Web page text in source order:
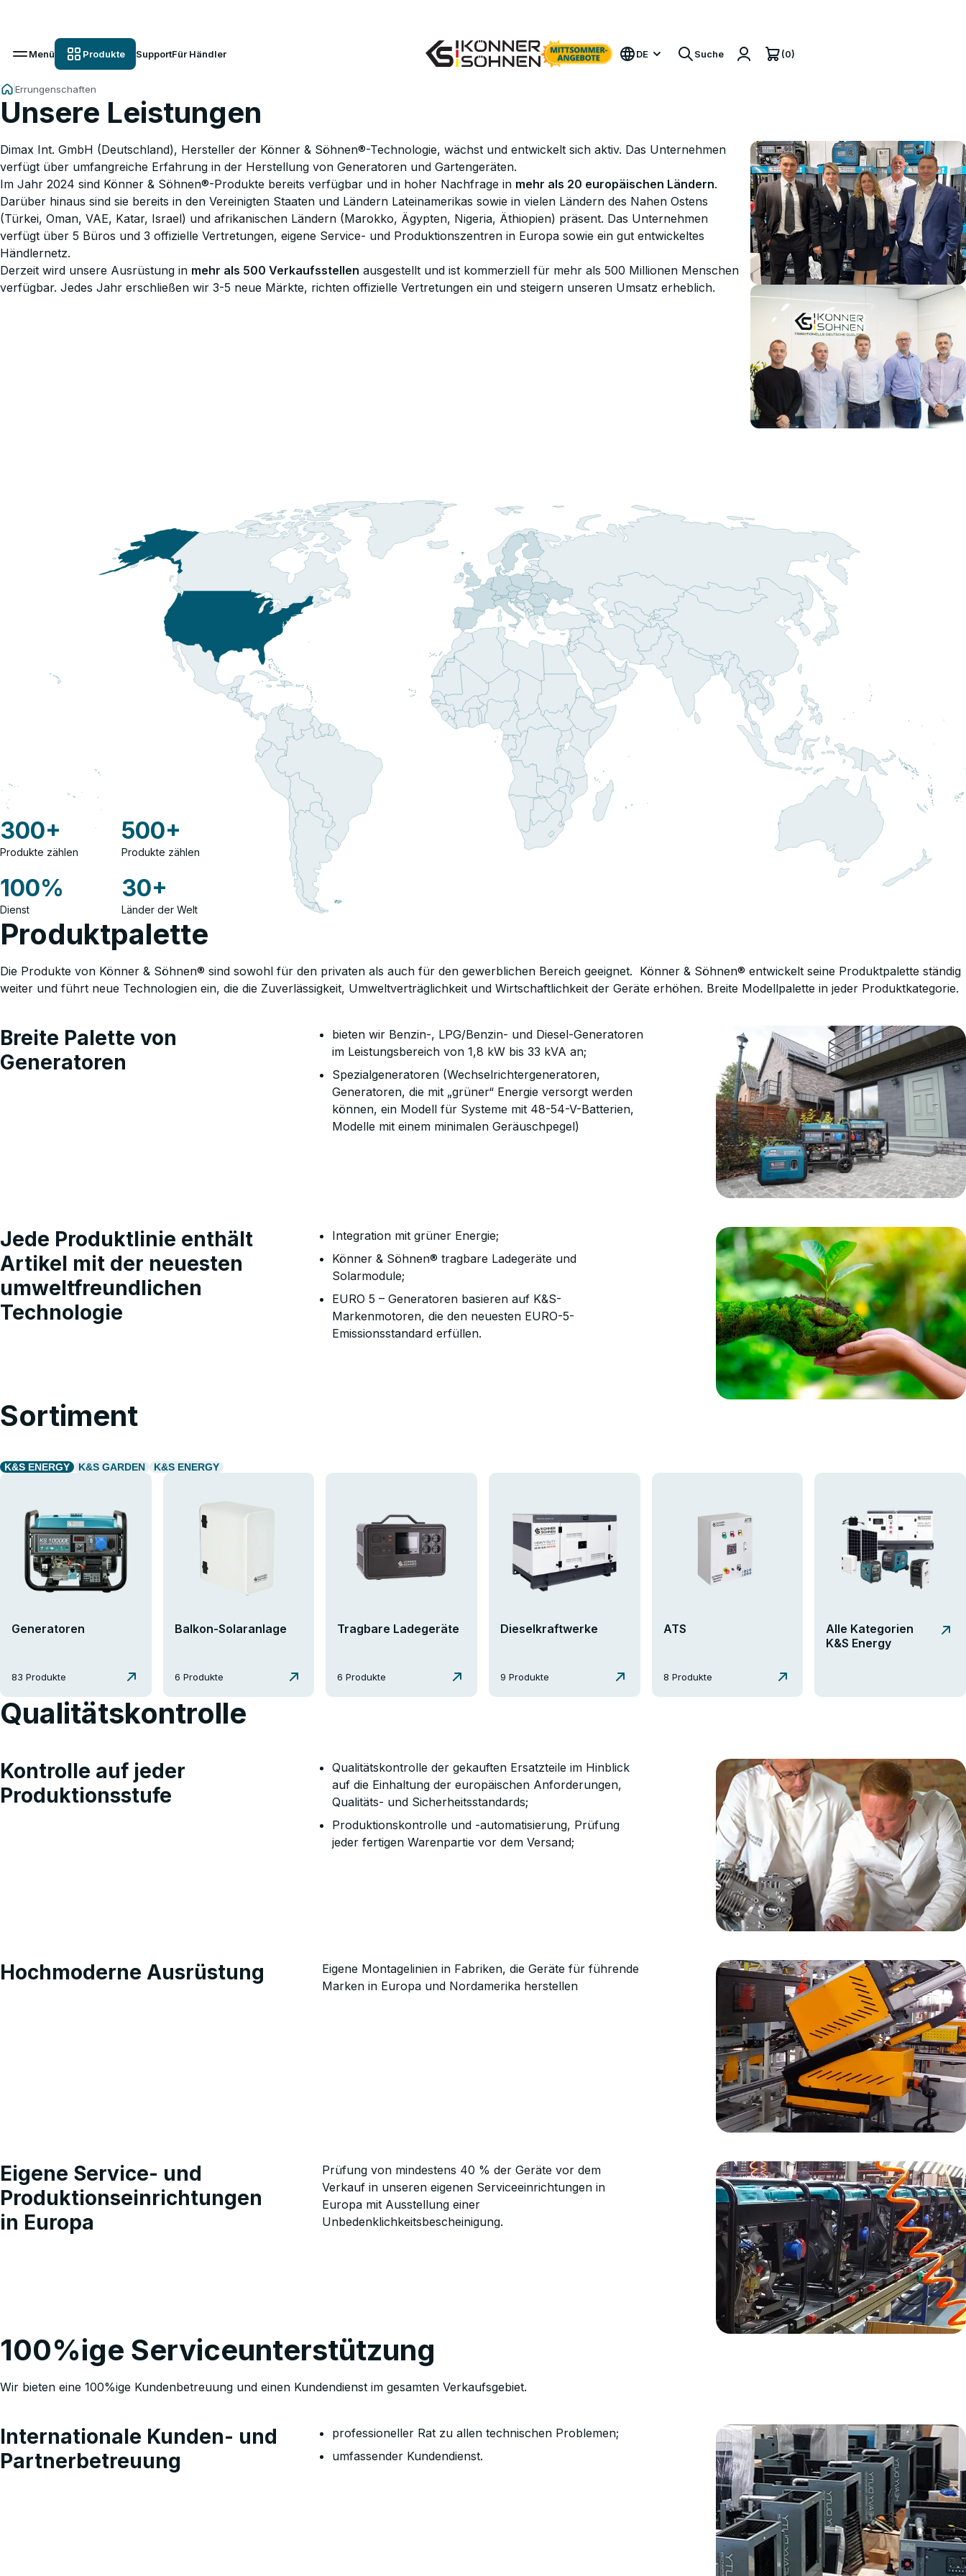
Menü Produkte SupportFür Händler DE Suche (0)
Errungenschaften
Unsere Leistungen
Dimax Int. GmbH (Deutschland), Hersteller der Könner & Söhnen®-Technologie, wächst und entwickelt sich aktiv. Das Unternehmen
verfügt über umfangreiche Erfahrung in der Herstellung von Generatoren und Gartengeräten.
Im Jahr 2024 sind Könner & Söhnen®-Produkte bereits verfügbar und in hoher Nachfrage in mehr als 20 europäischen Ländern.
Darüber hinaus sind sie bereits in den Vereinigten Staaten und Ländern Lateinamerikas sowie in vielen Ländern des Nahen Ostens
(Türkei, Oman, VAE, Katar, Israel) und afrikanischen Ländern (Marokko, Ägypten, Nigeria, Äthiopien) präsent. Das Unternehmen
verfügt über 5 Büros und 3 offizielle Vertretungen, eigene Service- und Produktionszentren in Europa sowie ein gut entwickeltes
Händlernetz.
Derzeit wird unsere Ausrüstung in mehr als 500 Verkaufsstellen ausgestellt und ist kommerziell für mehr als 500 Millionen Menschen
verfügbar. Jedes Jahr erschließen wir 3-5 neue Märkte, richten offizielle Vertretungen ein und steigern unseren Umsatz erheblich.
300+
Produkte zählen
500+
Produkte zählen
100%
Dienst
30+
Länder der Welt
Produktpalette
Die Produkte von Könner & Söhnen® sind sowohl für den privaten als auch für den gewerblichen Bereich geeignet. Könner & Söhnen® entwickelt seine Produktpalette ständig
weiter und führt neue Technologien ein, die die Zuverlässigkeit, Umweltverträglichkeit und Wirtschaftlichkeit der Geräte erhöhen. Breite Modellpalette in jeder Produktkategorie.
Breite Palette von
Generatoren
bieten wir Benzin-, LPG/Benzin- und Diesel-Generatoren
im Leistungsbereich von 1,8 kW bis 33 kVA an;
Spezialgeneratoren (Wechselrichtergeneratoren,
Generatoren, die mit „grüner“ Energie versorgt werden
können, ein Modell für Systeme mit 48-54-V-Batterien,
Modelle mit einem minimalen Geräuschpegel)
Jede Produktlinie enthält
Artikel mit der neuesten
umweltfreundlichen
Technologie
Integration mit grüner Energie;
Könner & Söhnen® tragbare Ladegeräte und
Solarmodule;
EURO 5 – Generatoren basieren auf K&S-
Markenmotoren, die den neuesten EURO-5-
Emissionsstandard erfüllen.
Sortiment
K&S ENERGY K&S GARDEN K&S ENERGY
Generatoren
83 Produkte
Balkon-Solaranlage
6 Produkte
Tragbare Ladegeräte
6 Produkte
Dieselkraftwerke
9 Produkte
ATS
8 Produkte
Alle Kategorien
K&S Energy
Qualitätskontrolle
Kontrolle auf jeder
Produktionsstufe
Qualitätskontrolle der gekauften Ersatzteile im Hinblick
auf die Einhaltung der europäischen Anforderungen,
Qualitäts- und Sicherheitsstandards;
Produktionskontrolle und -automatisierung, Prüfung
jeder fertigen Warenpartie vor dem Versand;
Hochmoderne Ausrüstung
Eigene Montagelinien in Fabriken, die Geräte für führende
Marken in Europa und Nordamerika herstellen
Eigene Service- und
Produktionseinrichtungen
in Europa
Prüfung von mindestens 40 % der Geräte vor dem
Verkauf in unseren eigenen Serviceeinrichtungen in
Europa mit Ausstellung einer
Unbedenklichkeitsbescheinigung.
100%ige Serviceunterstützung
Wir bieten eine 100%ige Kundenbetreuung und einen Kundendienst im gesamten Verkaufsgebiet.
Internationale Kunden- und
Partnerbetreuung
professioneller Rat zu allen technischen Problemen;
umfassender Kundendienst.
Erhalten Sie
exklusive Angebote
und Experten-Tipps!
Abonnieren Sie unseren Newsletter für
First Name
Nein, danke